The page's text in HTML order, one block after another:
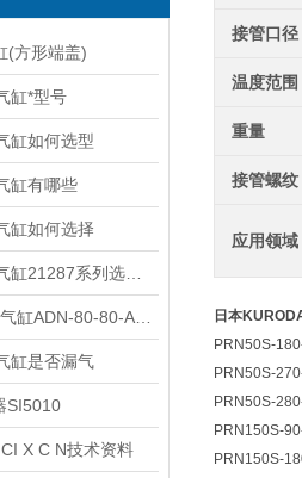
(方形端盖)
缸*型号
缸如何选型
缸有哪些
缸如何选择
缸是否漏气
SI5010
X C N技术资料
接管口径
温度范围
重量
接管螺纹
应用领域
日本
PRN50S-
PRN50S-
PRN50S-
PRN150S-
PRN150S-